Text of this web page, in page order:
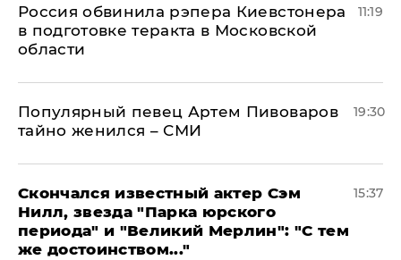
Россия обвинила рэпера Киевстонера
в подготовке теракта в Московской
области
11:19
Популярный певец Артем Пивоваров
тайно женился – СМИ
19:30
Скончался известный актер Сэм
Нилл, звезда "Парка юрского
периода" и "Великий Мерлин": "С тем
же достоинством..."
15:37